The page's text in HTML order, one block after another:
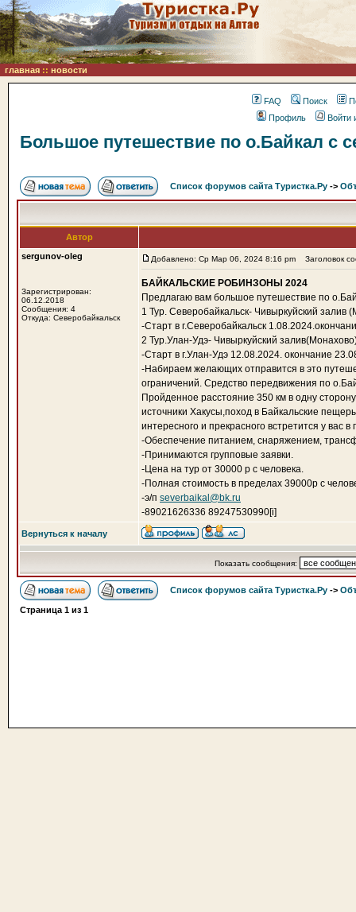
главная :: новости
FAQ Поиск
Профиль
Войти
Большое путешествие по о.Байкал с
Список форумов сайта Туристка.Ру ->
Автор
sergunov-oleg
Зарегистрирован:
06.12.2018
Сообщения: 4
Откуда: Северобайкальск
Добавлено: Ср Мар 06, 2024 8:16 pm Заголовок
БАЙКАЛЬСКИЕ РОБИНЗОНЫ 2024
Предлагаю вам большое путешествие по
1 Тур. Северобайкальск- Чивыркуйский залив
-Старт в г.Северобайкальск
2 Тур.Улан-Удэ- Чивыркуйский
-Старт в г.Улан-Удэ 12.08.2024. окончание
-Набираем желающих отправится в это
ограничений. Средство передвижения по
Пройденное расстояние 350 км в одну
источники Хакусы,поход в Байкальские
интересного и прекрасного встретится у вас
-Обеспечение питанием, снаряжением,
-Принимаются групповые заявки.
-Цена на тур от 30000 р с человека.
-Полная стоимость в пределах 39000р с
-э/п severbaikal@bk.ru
-89021626336 89247530990[i]
Вернуться к началу
Показать сообщения:
Список форумов сайта Туристка.Ру ->
Страница 1 из 1